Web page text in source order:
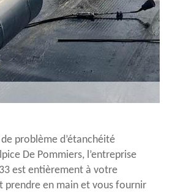
problème d’étanchéité
De Pommiers, l’entreprise
est entièrement à votre
prendre en main et vous fournir